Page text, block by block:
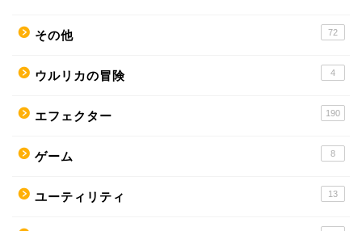
その他 72
ウルリカの冒険 4
エフェクター 190
ゲーム 8
ユーティリティ 13